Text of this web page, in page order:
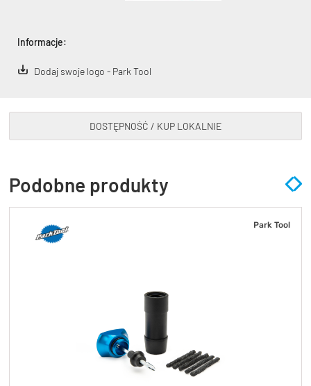
Informacje:
Dodaj swoje logo - Park Tool
DOSTĘPNOŚĆ / KUP LOKALNIE
Podobne produkty
Park Tool